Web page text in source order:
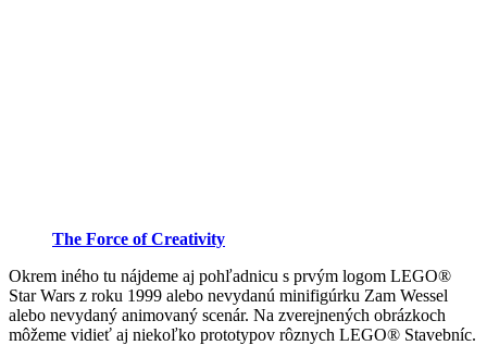
The Force of Creativity
Okrem iného tu nájdeme aj pohľadnicu s prvým logom LEGO®
Star Wars z roku 1999 alebo nevydanú minifigúrku Zam Wessel
alebo nevydaný animovaný scenár. Na zverejnených obrázkoch
môžeme vidieť aj niekoľko prototypov rôznych LEGO® Stavebníc.